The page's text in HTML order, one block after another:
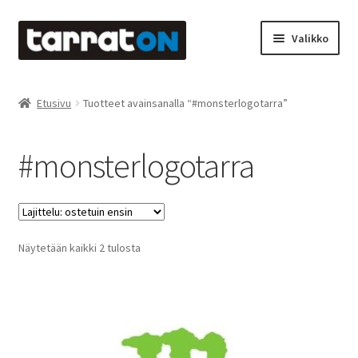
Siirry
navigointiin
Siirry
sisältöön
Valikko
Laserleikkaus & -kaiverrus
Mainosteippaukset & teippausten poisto
Muovitarrat & tulostetut tarrat
Etusivu Tuotteet avainsanalla “#monsterlogotarra”
#monsterlogotarra
Näytetään kaikki 2 tulostaSuosituimmat